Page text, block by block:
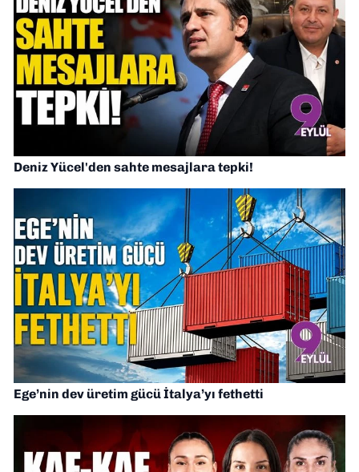
Deniz Yücel'den sahte mesajlara tepki!
Ege’nin dev üretim gücü İtalya’yı fethetti